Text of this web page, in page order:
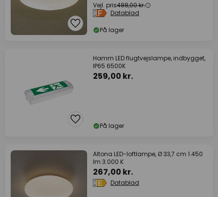
Vejl. pris488,00 kr.
Datablad
På lager
Hamm LED flugtvejslampe, indbygget,
IP65 6500K
259,00 kr.
På lager
Altona LED-loftlampe, Ø 33,7 cm 1.450
lm 3.000 K
267,00 kr.
Datablad